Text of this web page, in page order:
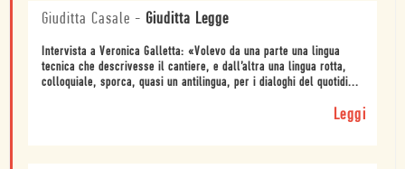
Giuditta Casale - Giuditta Legge
Intervista a Veronica Galletta: «Volevo da una parte una lingua
tecnica che descrivesse il cantiere, e dall’altra una lingua rotta,
colloquiale, sporca, quasi un antilingua, per i dialoghi del quotidi...
Leggi